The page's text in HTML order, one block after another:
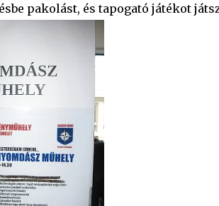
pakolást, és tapogató játékot